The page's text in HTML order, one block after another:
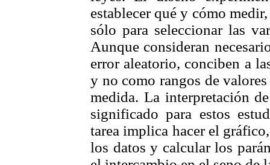
establecer qué y cómo
sólo para seleccionar las
Aunque consideran
error aleatorio, conciben a
y no como rangos de
medida. La interpretación
significado para estos
tarea implica hacer el
los datos y calcular los